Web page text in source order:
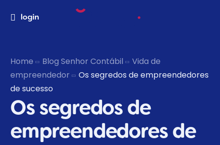
login
Home Blog Senhor Contábil
Vida de
empreendedor
Os segredos de empreendedores
de sucesso
Os segredos de
empreendedores de